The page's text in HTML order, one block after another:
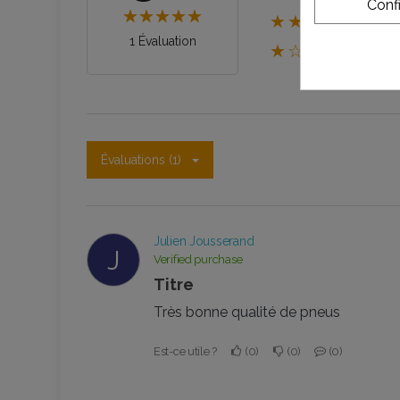
1 Évaluation
★★☆☆☆
★☆☆☆☆
Évaluations (1)
J
Julien Jousserand
Verified purchase
Titre
Très bonne qualité de pneus
Est-ce utile ? 0 0 0